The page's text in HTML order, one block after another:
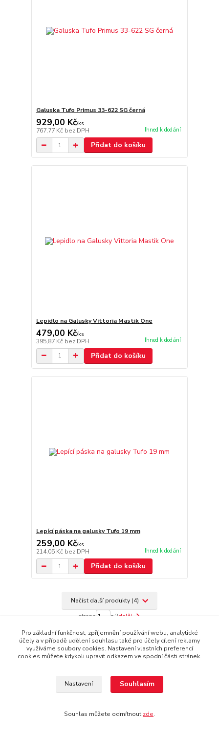
Galuska Tufo Primus 33-622 SG černá
929,00 Kč/ks
767,77 Kč bez DPH Ihned k dodání
Přidat do košíku
Lepidlo na Galusky Vittoria Mastik One
479,00 Kč/ks
395,87 Kč bez DPH Ihned k dodání
Přidat do košíku
Lepící páska na galusky Tufo 19 mm
259,00 Kč/ks
214,05 Kč bez DPH Ihned k dodání
Přidat do košíku
Načíst další produkty (4)
strana z 2další
Vše o nákupu
Pro základní funkčnost, zpříjemnění používání webu, analytické
účely a v případě udělení souhlasu také pro účely cílení reklamy
využíváme soubory cookies. Nastavení vlastních preferencí
cookies můžete kdykoli upravit odkazem ve spodní části stránek.
Nastavení Souhlasím
Souhlas můžete odmítnout zde.